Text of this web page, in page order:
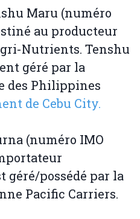
Maru (numéro
au producteur
Nutrients. Tenshu
géré par la
des Philippines
de Cebu City.
(numéro IMO
géré/possédé par la
Pacific Carriers.